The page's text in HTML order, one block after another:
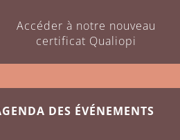
Accéder à notre nouveau
certificat Qualiopi
DES ÉVÉNEMENTS
globale
(2026)
qualité session TM 51 :
a obtenu la note de